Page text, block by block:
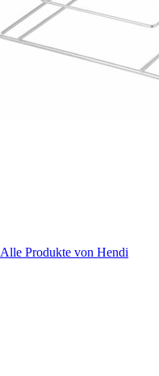
Alle Produkte von Hendi